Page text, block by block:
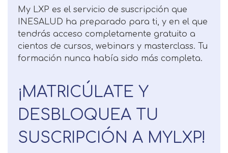
My LXP es el servicio de suscripción que
INESALUD ha preparado para ti, y en el que
tendrás acceso completamente gratuito a
cientos de cursos, webinars y masterclass. Tu
formación nunca había sido más completa.
¡MATRICÚLATE Y
DESBLOQUEA TU
SUSCRIPCIÓN A MYLXP!
Solicitar
información
información
Nombre
Telefono
Centro de